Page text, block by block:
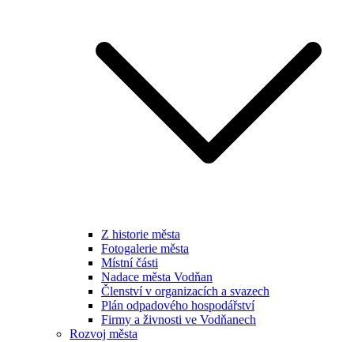
Z historie města
Fotogalerie města
Místní části
Nadace města Vodňan
Členství v organizacích a svazech
Plán odpadového hospodářství
Firmy a živnosti ve Vodňanech
Rozvoj města